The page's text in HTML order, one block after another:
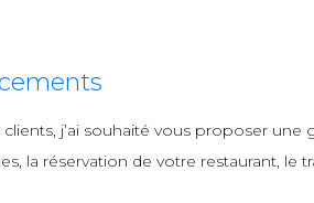
j’ai souhaité vous proposer une
la réservation de votre restaurant, le